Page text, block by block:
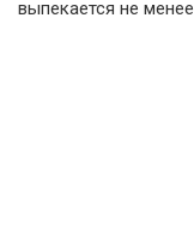
выпекается не менее